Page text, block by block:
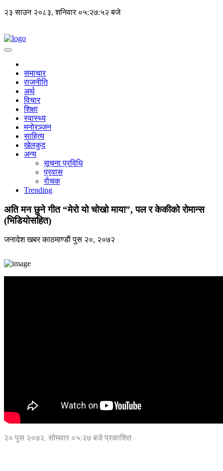
२३ साउन २०८३, शनिवार ०५:२७:५२ बजे
समाचार
राजनीति
अर्थ
विचार
शिक्षा
स्वास्थ्य
मनोरञ्जन
साहित्य
खेलकुद
अन्य
सूचना प्रविधि
प्रवास
रोचक
Trending
अति मन छुने गीत “मेरो यो चोखो माया”, पल र केकीको रोमान्स
(भिडियोसहित)
जनादेश खबरकाठमाण्डाैंपुस २०, २०७२
२० पुस २०७२, सोमवार ०५:२७ बजे प्रकाशित